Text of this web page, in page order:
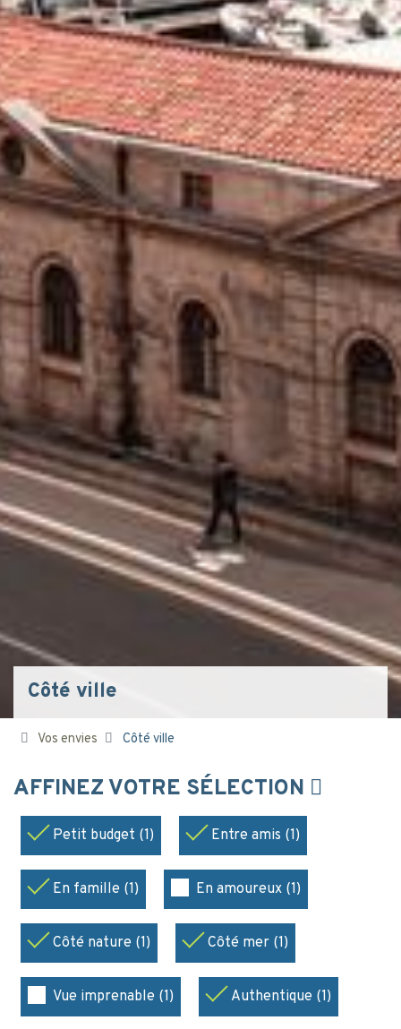
Côté ville
Vos envies Côté ville
AFFINEZ VOTRE SÉLECTION
Petit budget (1) Entre amis (1)
En famille (1) En amoureux (1)
Côté nature (1) Côté mer (1)
Vue imprenable (1) Authentique (1)